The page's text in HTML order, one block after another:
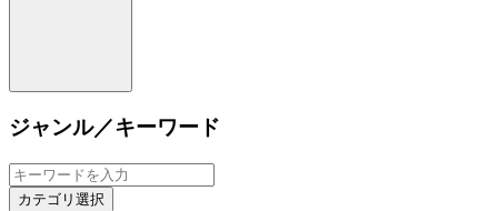
ジャンル／キーワード
カテゴリ選択